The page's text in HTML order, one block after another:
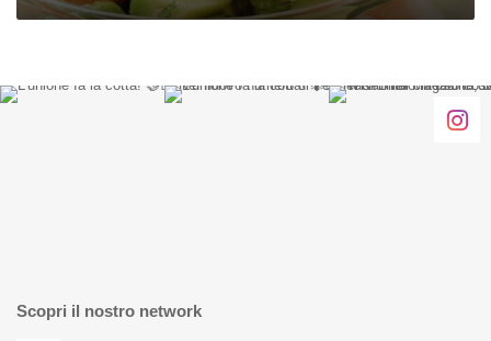
Scopri il nostro network